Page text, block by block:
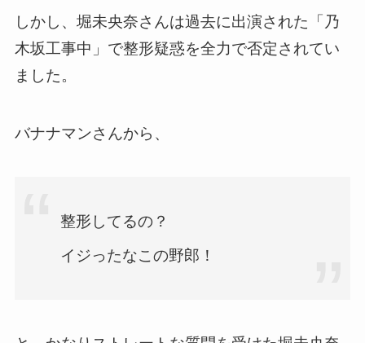
しかし、堀未央奈さんは過去に出演された「乃
木坂工事中」で整形疑惑を全力で否定されてい
ました。
バナナマンさんから、
整形してるの？
イジったなこの野郎！